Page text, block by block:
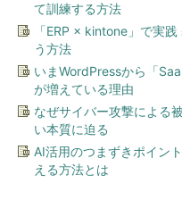
て訓練する方法
「ERP × kintone」で実
う方法
いまWordPressから「
が増えている理由
なぜサイバー攻撃による
い本質に迫る
AI活用のつまずきポイン
える方法とは